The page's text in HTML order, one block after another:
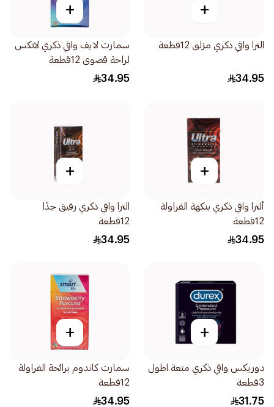
+
الترا واقي ذكري مزلق 12قطعة
34.95
+
سمارت لايف واقي ذكري لاتكس
لراحة قصوى 12قطعة
34.95
+
ألترا واقي ذكري بنكهة الفراولة
12قطعة
34.95
+
الترا واقي ذكري رقيق جدًا
12قطعة
34.95
+
دوريكس واقي ذكري متعة اطول
3قطعة
31.75
+
سمارت كاندوم برائحة الفراولة
12قطعة
34.95